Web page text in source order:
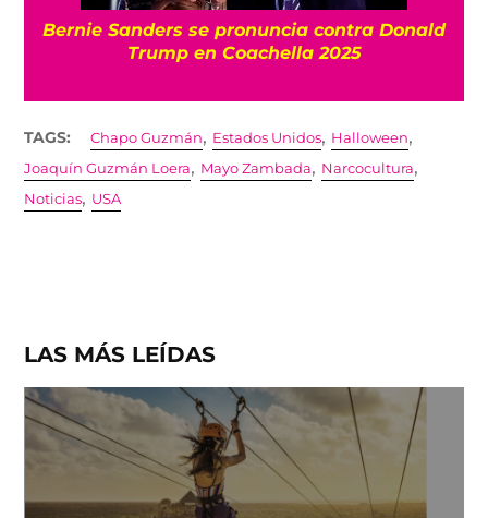
Bernie Sanders se pronuncia contra Donald
Trump en Coachella 2025
TAGS: Chapo Guzmán, Estados Unidos, Halloween,
Joaquín Guzmán Loera, Mayo Zambada, Narcocultura,
Noticias, USA
LAS MÁS LEÍDAS